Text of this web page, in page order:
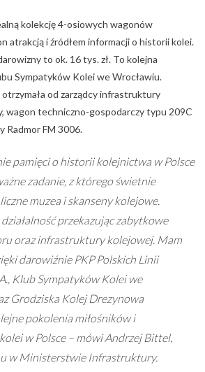
kolekcję 4-osiowych wagonów
atrakcją i źródłem informacji o historii kolei.
to ok. 16 tys. zł. To kolejna
Sympatyków Kolei we Wrocławiu.
od zarządcy infrastruktury
wagon techniczno-gospodarczy typu 209C
Radmor FM 3006.
pamięci o historii kolejnictwa w Polsce
zadanie, z którego świetnie
muzea i skanseny kolejowe.
przekazując zabytkowe
oraz infrastruktury kolejowej. Mam
darowiźnie PKP Polskich Linii
Klub Sympatyków Kolei we
Grodziska Kolej Drezynowa
pokolenia miłośników i
w Polsce – mówi Andrzej Bittel,
w Ministerstwie Infrastruktury.